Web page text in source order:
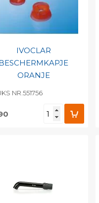
IVOCLAR
ORANJE
NR.551756